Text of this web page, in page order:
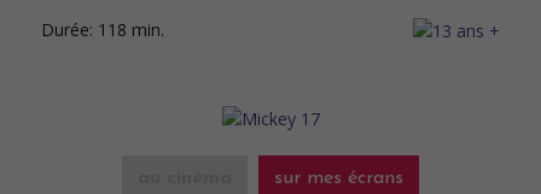
Durée: 118 min.
sur mes écrans